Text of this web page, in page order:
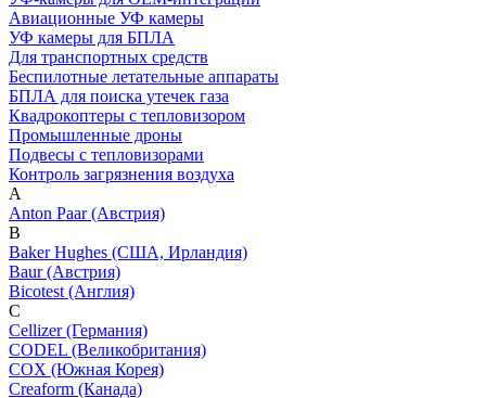
Авиационные УФ камеры
УФ камеры для БПЛА
Для транспортных средств
Беспилотные летательные аппараты
БПЛА для поиска утечек газа
Квадрокоптеры с тепловизором
Промышленные дроны
Подвесы с тепловизорами
Контроль загрязнения воздуха
A
Anton Paar (Австрия)
B
Baker Hughes (США, Ирландия)
Baur (Австрия)
Bicotest (Англия)
C
Cellizer (Германия)
CODEL (Великобритания)
COX (Южная Корея)
Creaform (Канада)